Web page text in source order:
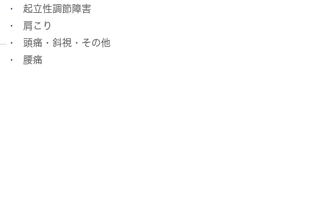
起立性調節障害
肩こり
頭痛・斜視・その他
腰痛